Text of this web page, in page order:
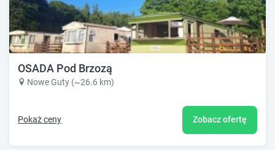
OSADA Pod Brzozą
Nowe Guty (~26.6 km)
Pokaż ceny Zobacz ofertę